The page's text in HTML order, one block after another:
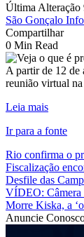
Última Alteração
São Gonçalo
Compartilhar
0 Min Read
A partir de 12 de
reunião virtual
Leia mais
Ir para a fonte
Rio confirma o
Fiscalização
Desfile das
VÍDEO: Câmera
Morre Kiska, a
Anuncie